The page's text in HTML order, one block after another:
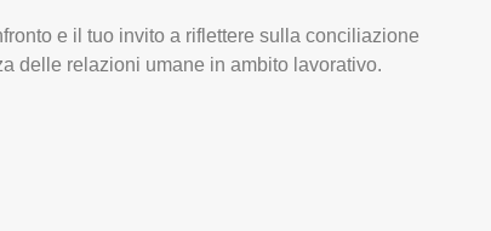
e il tuo invito a riflettere sulla conciliazione
delle relazioni umane in ambito lavorativo.